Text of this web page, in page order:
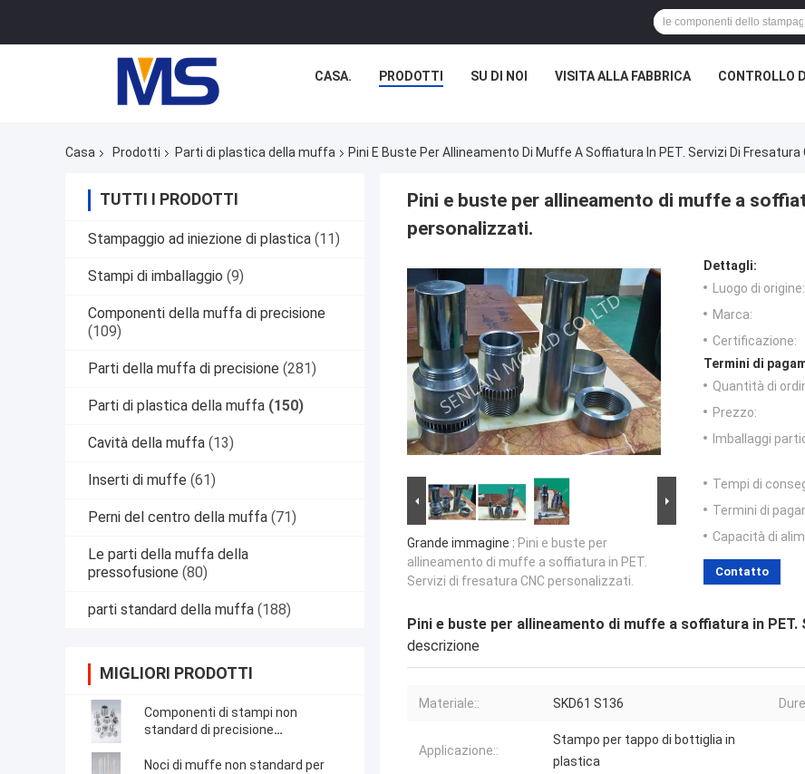
CASA. PRODOTTI SU DI NOI VISITA ALLA FABBRICA CONTROLLO
Casa Prodotti Parti di plastica della muffa Pini E Buste Per Allineamento Di Muffe A Soffiatura In PET. Servizi Di Fresatura
TUTTI I PRODOTTI
Stampaggio ad iniezione di plastica (11)
Stampi di imballaggio (9)
Componenti della muffa di precisione
(109)
Parti della muffa di precisione (281)
Parti di plastica della muffa (150)
Cavità della muffa (13)
Inserti di muffe (61)
Perni del centro della muffa (71)
Le parti della muffa della
pressofusione (80)
parti standard della muffa (188)
MIGLIORI PRODOTTI
Componenti di stampi non
standard di precisione
Noci di muffe non standard per
Pini e buste per allineamento di muffe a
personalizzati.
Grande immagine : Pini e buste per
allineamento di muffe a soffiatura in PET.
Servizi di fresatura CNC personalizzati.
Dettagli:
Luogo di origine:
Marca:
Certificazione:
Termini di
Quantità di
Prezzo:
Imballaggi
Tempi di
Termini di
Capacità di
Contatto
Pini e buste per allineamento di muffe a soffiatura in
descrizione
Materiale:: SKD61 S136
Applicazione::
Stampo per tappo di bottiglia in
plastica